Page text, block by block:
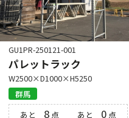
GU1PR-250121-001
パレットラック
W2500×D1000×H5250
群馬
あと 8 点 あと 0点